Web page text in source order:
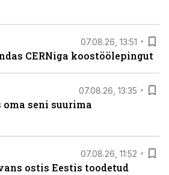
07.08.26, 13:51
CERNiga koostöölepingut
07.08.26, 13:35
seni suurima
07.08.26, 11:52
ostis Eestis toodetud